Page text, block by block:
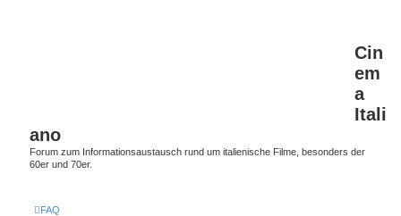
Cin
em
a
Itali
ano
Forum zum Informationsaustausch rund um italienische Filme, besonders der
60er und 70er.
FAQ